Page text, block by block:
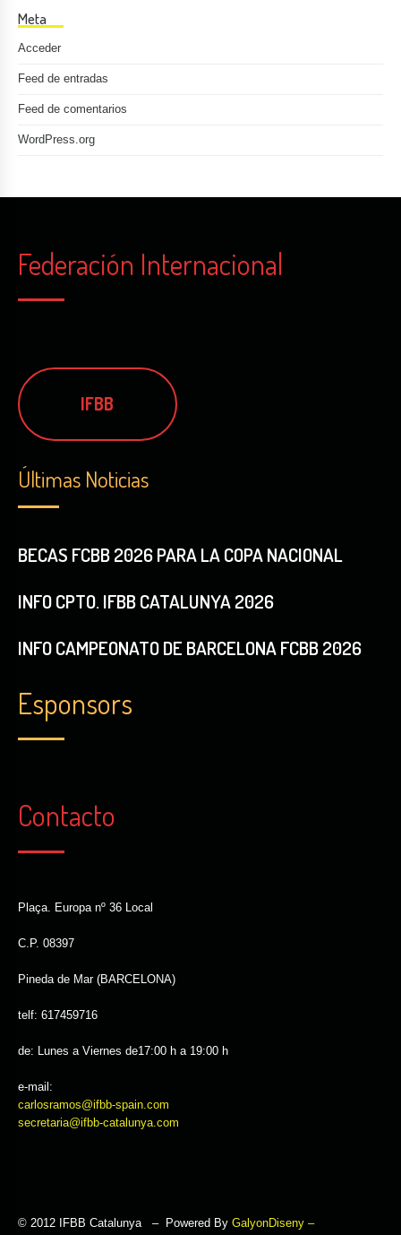
Meta
Acceder
Feed de entradas
Feed de comentarios
WordPress.org
Federación Internacional
IFBB
Últimas Noticias
BECAS FCBB 2026 PARA LA COPA NACIONAL
INFO CPTO. IFBB CATALUNYA 2026
INFO CAMPEONATO DE BARCELONA FCBB 2026
Esponsors
Contacto
Plaça. Europa nº 36 Local
C.P. 08397
Pineda de Mar (BARCELONA)
telf: 617459716
de: Lunes a Viernes de17:00 h a 19:00 h
e-mail:
carlosramos@ifbb-spain.com
secretaria@ifbb-catalunya.com
© 2012 IFBB Catalunya – Powered By GalyonDiseny –